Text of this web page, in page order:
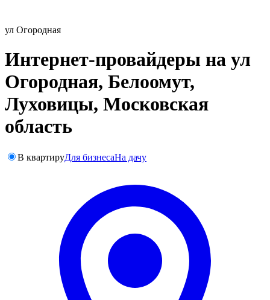
ул Огородная
Интернет-провайдеры на ул
Огородная, Белоомут,
Луховицы, Московская
область
В квартируДля бизнесаНа дачу